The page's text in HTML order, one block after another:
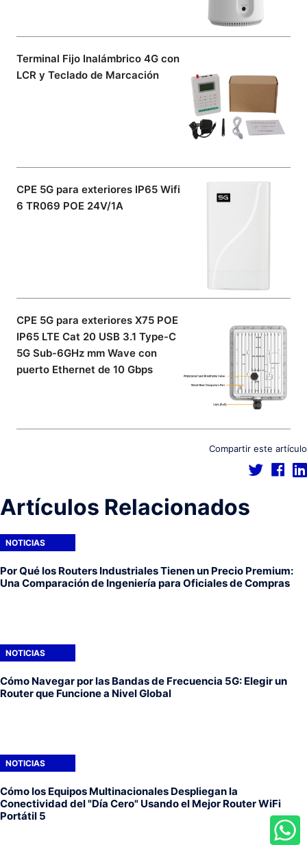
Terminal Fijo Inalámbrico 4G con
LCR y Teclado de Marcación
CPE 5G para exteriores IP65 Wifi
6 TR069 POE 24V/1A
CPE 5G para exteriores X75 POE
IP65 LTE Cat 20 USB 3.1 Type-C
5G Sub-6GHz mm Wave con
puerto Ethernet de 10 Gbps
Compartir este artículo
Artículos Relacionados
NOTICIAS
Por Qué los Routers Industriales Tienen un Precio Premium:
Una Comparación de Ingeniería para Oficiales de Compras
NOTICIAS
Cómo Navegar por las Bandas de Frecuencia 5G: Elegir un
Router que Funcione a Nivel Global
NOTICIAS
Cómo los Equipos Multinacionales Despliegan la
Conectividad del "Día Cero" Usando el Mejor Router WiFi
Portátil 5